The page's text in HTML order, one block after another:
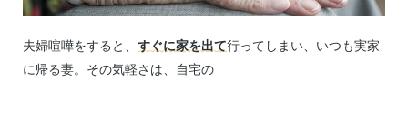
夫婦喧嘩をすると、 すぐに家を出て行ってしまい、いつも実家
に帰る妻。その気軽さは、自宅の